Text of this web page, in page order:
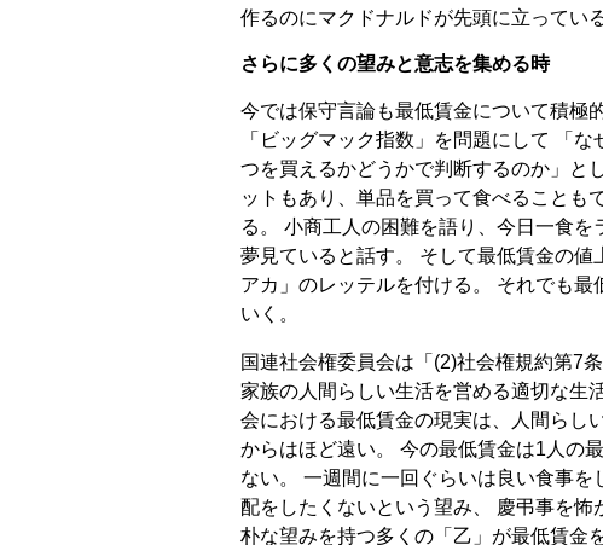
作るのにマクドナルドが先頭に立ってい
さらに多くの望みと意志を集める時
今では保守言論も最低賃金について積極
「ビッグマック指数」を問題にして 「
つを買えるかどうかで判断するのか」と
ットもあり、単品を買って食べることも
る。 小商工人の困難を語り、今日一食
夢見ていると話す。 そして最低賃金の
アカ」のレッテルを付ける。 それでも
いく。
国連社会権委員会は「(2)社会権規約第7
家族の人間らしい生活を営める適切な生
会における最低賃金の現実は、人間らし
からはほど遠い。 今の最低賃金は1人の
ない。 一週間に一回ぐらいは良い食事
配をしたくないという望み、 慶弔事を
朴な望みを持つ多くの「乙」が最低賃金